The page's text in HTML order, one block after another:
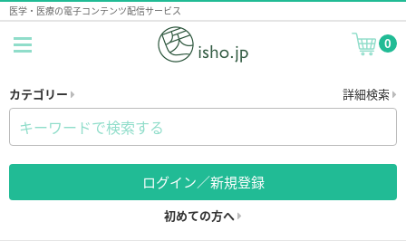
医学・医療の電子コンテンツ配信サービス
0
カテゴリー 詳細検索
ログイン／新規登録
初めての方へ